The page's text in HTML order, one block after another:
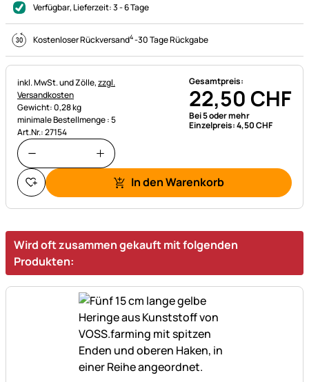
Verfügbar, Lieferzeit:3 - 6 Tage
Kostenloser Rückversand4-30 Tage Rückgabe
Steuerhinweis:
inkl. MwSt. und Zölle,zzgl.
Versandkosten
Gewicht: 0,28 kg
minimale Bestellmenge : 5
Art.Nr.: 27154
Gesamtpreis:
22,50 CHF
Bei 5 oder mehr
Einzelpreis:4,50CHF
In den Warenkorb
Wird oft zusammen gekauft mit folgenden
Produkten: